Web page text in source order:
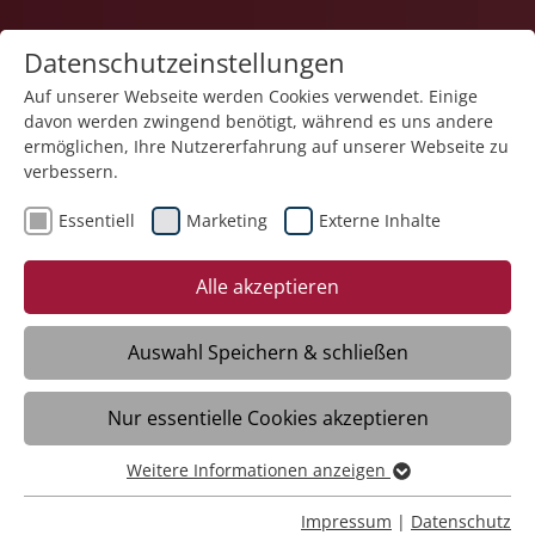
Karriere
16.12.2025
Ein Schlüssel zu Herz und
Seele - Musik in der
Betreuung von Menschen
mit Demenz
Wolfegg - Pflegefachkraft Edvania Keuser
setzt im Domizil für Menschen mit
Datenschutzeinstellungen
Auf unserer Webseite werden Cookies verwendet. Einige
davon werden zwingend benötigt, während es uns andere
ermöglichen, Ihre Nutzererfahrung auf unserer Webseite zu
verbessern.
Essentiell Marketing Externe Inhalte
Alle akzeptieren
Auswahl Speichern & schließen
Nur essentielle Cookies akzeptieren
Essentiell
Essentielle Cookies werden für grundlegende Funktionen
Weitere Informationen anzeigen
Impressum | Datenschutz